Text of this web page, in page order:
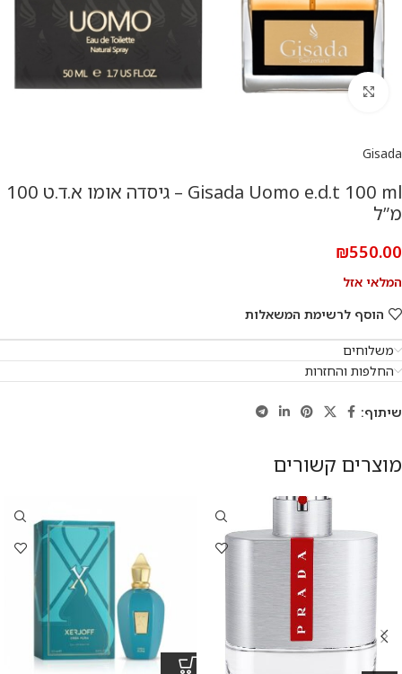
להגדלת התמונה
Gisada
Gisada Uomo e.d.t 100 ml – גיסדה אומו א.ד.ט 100
מ”ל
₪550.00
המלאי אזל
הוסף לרשימת המשאלות
משלוחים
החלפות והחזרות
שיתוף:
מוצרים קשורים